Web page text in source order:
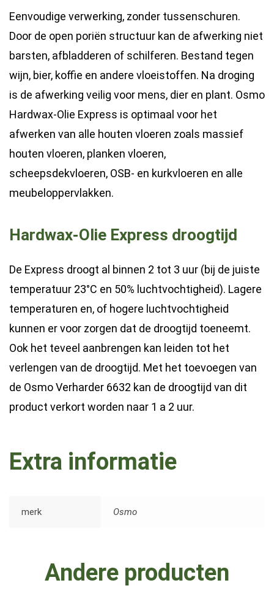
Eenvoudige verwerking, zonder tussenschuren.
Door de open poriën structuur kan de afwerking niet
barsten, afbladderen of schilferen. Bestand tegen
wijn, bier, koffie en andere vloeistoffen. Na droging
is de afwerking veilig voor mens, dier en plant. Osmo
Hardwax-Olie Express is optimaal voor het
afwerken van alle houten vloeren zoals massief
houten vloeren, planken vloeren,
scheepsdekvloeren, OSB- en kurkvloeren en alle
meubeloppervlakken.
Hardwax-Olie Express droogtijd
De Express droogt al binnen 2 tot 3 uur (bij de juiste
temperatuur 23°C en 50% luchtvochtigheid). Lagere
temperaturen en, of hogere luchtvochtigheid
kunnen er voor zorgen dat de droogtijd toeneemt.
Ook het teveel aanbrengen kan leiden tot het
verlengen van de droogtijd. Met het toevoegen van
de Osmo Verharder 6632 kan de droogtijd van dit
product verkort worden naar 1 a 2 uur.
Extra informatie
merk Osmo
Andere producten